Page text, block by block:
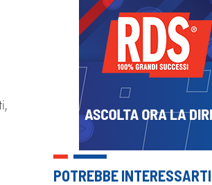
POTREBBE INTERESSARTI